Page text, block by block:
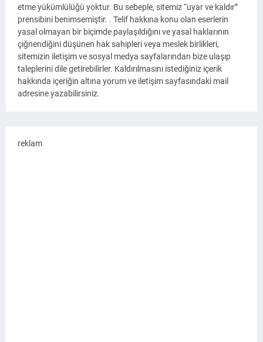
etme yükümlülüğü yoktur. Bu sebeple, sitemiz “uyar ve kaldır”
prensibini benimsemiştir. . Telif hakkına konu olan eserlerin
yasal olmayan bir biçimde paylaşıldığını ve yasal haklarının
çiğnendiğini düşünen hak sahipleri veya meslek birlikleri,
sitemizin iletişim ve sosyal medya sayfalarından bize ulaşıp
taleplerini dile getirebilirler. Kaldırılmasını istediğiniz içerik
hakkında içeriğin altına yorum ve iletişim sayfasındaki mail
adresine yazabilirsiniz.
reklam